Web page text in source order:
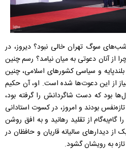
شب‌های سوگ تهران خالی نبود؟ دیروز، در
از آنان دعوتی به میان نیامد؟ رسم چنین
و سیاسی کشورهای اسلامی، چنین
از این دعوت‌ها شده است. او، آن حکیم
بود که دست شاگردانش را گرفته بود،
بودند و امروز، در کسوت استادانی
را گام‌به‌گام از تقلید رهانید و به افق روشن
دیدارهای سالیانه قاریان و حافظان در
به رویشان گشود.